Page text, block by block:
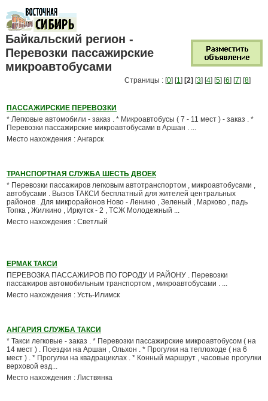
Байкальский регион -
Перевозки пассажирские
микроавтобусами
Страницы : [0] [1] [2] [3] [4] [5] [6] [7] [8]
ПАССАЖИРСКИЕ ПЕРЕВОЗКИ
* Легковые автомобили - заказ . * Микроавтобусы ( 7 - 11 мест ) - заказ . *
Перевозки пассажирские микроавтобусами в Аршан . ...
Место нахождения : Ангарск
ТРАНСПОРТНАЯ СЛУЖБА ШЕСТЬ ДВОЕК
* Перевозки пассажиров легковым автотранспортом , микроавтобусами ,
автобусами . Вызов ТАКСИ бесплатный для жителей центральных
районов . Для микрорайонов Ново - Ленино , Зеленый , Марково , падь
Топка , Жилкино , Иркутск - 2 , ТСЖ Молодежный ...
Место нахождения : Светлый
ЕРМАК ТАКСИ
ПЕРЕВОЗКА ПАССАЖИРОВ ПО ГОРОДУ И РАЙОНУ . Перевозки
пассажиров автомобильным транспортом , микроавтобусами . ...
Место нахождения : Усть-Илимск
АНГАРИЯ СЛУЖБА ТАКСИ
* Такси легковые - заказ . * Перевозки пассажирские микроавтобусом ( на
14 мест ) . Поездки на Аршан , Ольхон . * Прогулки на теплоходе ( на 6
мест ) . * Прогулки на квадрациклах . * Конный маршрут , часовые прогулки
верховой езд...
Место нахождения : Листвянка